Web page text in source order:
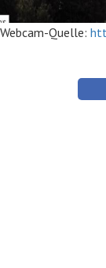
Webcam-Quelle: